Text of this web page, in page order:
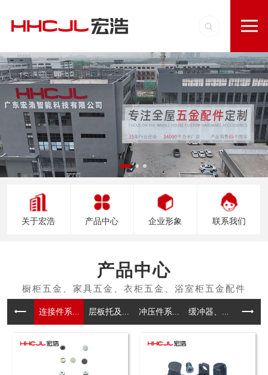
关于宏浩 产品中心 企业形象 联系我们
产品中心
连接件系... 层板托及... 冲压件系... 缓冲器、... 拉手